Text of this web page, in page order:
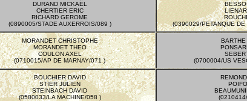
DURAND MICKAËL
CHERTIER ERIC
RICHARD GEROME
(0890005/STADE AUXERROIS/089 )
(0390029/PETANQUE DE
MORANDET CHRISTOPHE
MORANDET THEO
COULON AXEL
(0710015/AP DE MARNAY/071 )
(0700004/US
BOUCHIER DAVID
STIER JULIEN
STEINBACH DAVID
(0580033/LA MACHINE/058 )